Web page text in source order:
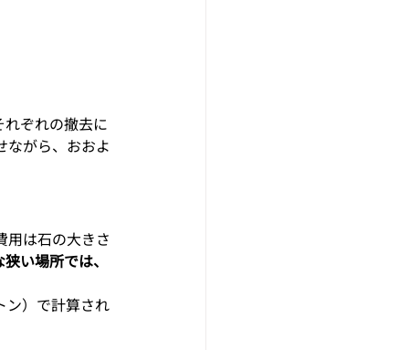
ぞれの撤去に
ながら、おおよ
用は石の大きさ
い場所では、
ン）で計算され